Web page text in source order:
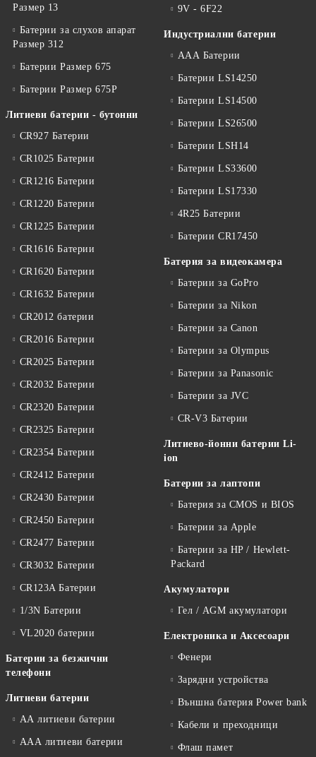
Размер 13
Батерии за слухов апарат
Размер 312
Батерии Размер 675
Батерии Размер 675P
Литиеви батерии - бутонни
CR927 Батерии
CR1025 Батерии
CR1216 Батерии
CR1220 Батерии
CR1225 Батерии
CR1616 Батерии
CR1620 Батерии
CR1632 Батерии
CR2012 батерии
CR2016 Батерии
CR2025 Батерии
CR2032 Батерии
CR2320 Батерии
CR2325 Батерии
CR2354 Батерии
CR2412 Батерии
CR2430 Батерии
CR2450 Батерии
CR2477 Батерии
CR3032 Батерии
CR123A Батерии
1/3N Батерии
VL2020 батерии
Батерии за безжични
телефони
Литиеви батерии
АА литиеви батерии
ААА литиеви батерии
9V - 6F22
Индустриални батерии
ААА Батерии
Батерии LS14250
Батерии LS14500
Батерии LS26500
Батерии LSH14
Батерии LS33600
Батерии LS17330
4R25 Батерии
Батерии CR17450
Батерия за видеокамера
Батерии за GoPro
Батерии за Nikon
Батерии за Canon
Батерии за Olympus
Батерии за Panasonic
Батерии за JVC
CR-V3 Батерии
Литиево-йонни батерии Li-
ion
Батерии за лаптопи
Батерия за CMOS и BIOS
Батерии за Apple
Батерии за HP / Hewlett-
Packard
Акумулатори
Гел / AGM акумулатори
Електроника и Аксесоари
Фенери
Зарядни устройства
Външна батерия Power bank
Кабели и преходници
Флаш памет